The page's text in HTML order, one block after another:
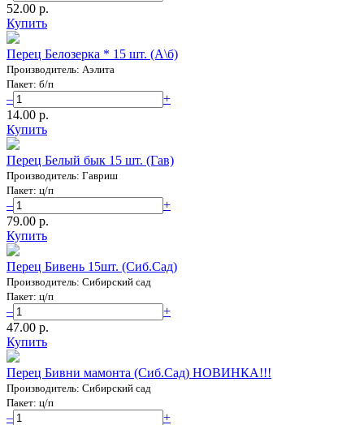
52.00 p.
Купить
Перец Белозерка * 15 шт. (А\б)
Производитель: Аэлита
Пакет: б/п
–
+
14.00 p.
Купить
Перец Белый бык 15 шт. (Гав)
Производитель: Гавриш
Пакет: ц/п
–
+
79.00 p.
Купить
Перец Бивень 15шт. (Сиб.Сад)
Производитель: Сибирский сад
Пакет: ц/п
–
+
47.00 p.
Купить
Перец Бивни мамонта (Сиб.Сад) НОВИНКА!!!
Производитель: Сибирский сад
Пакет: ц/п
–
+